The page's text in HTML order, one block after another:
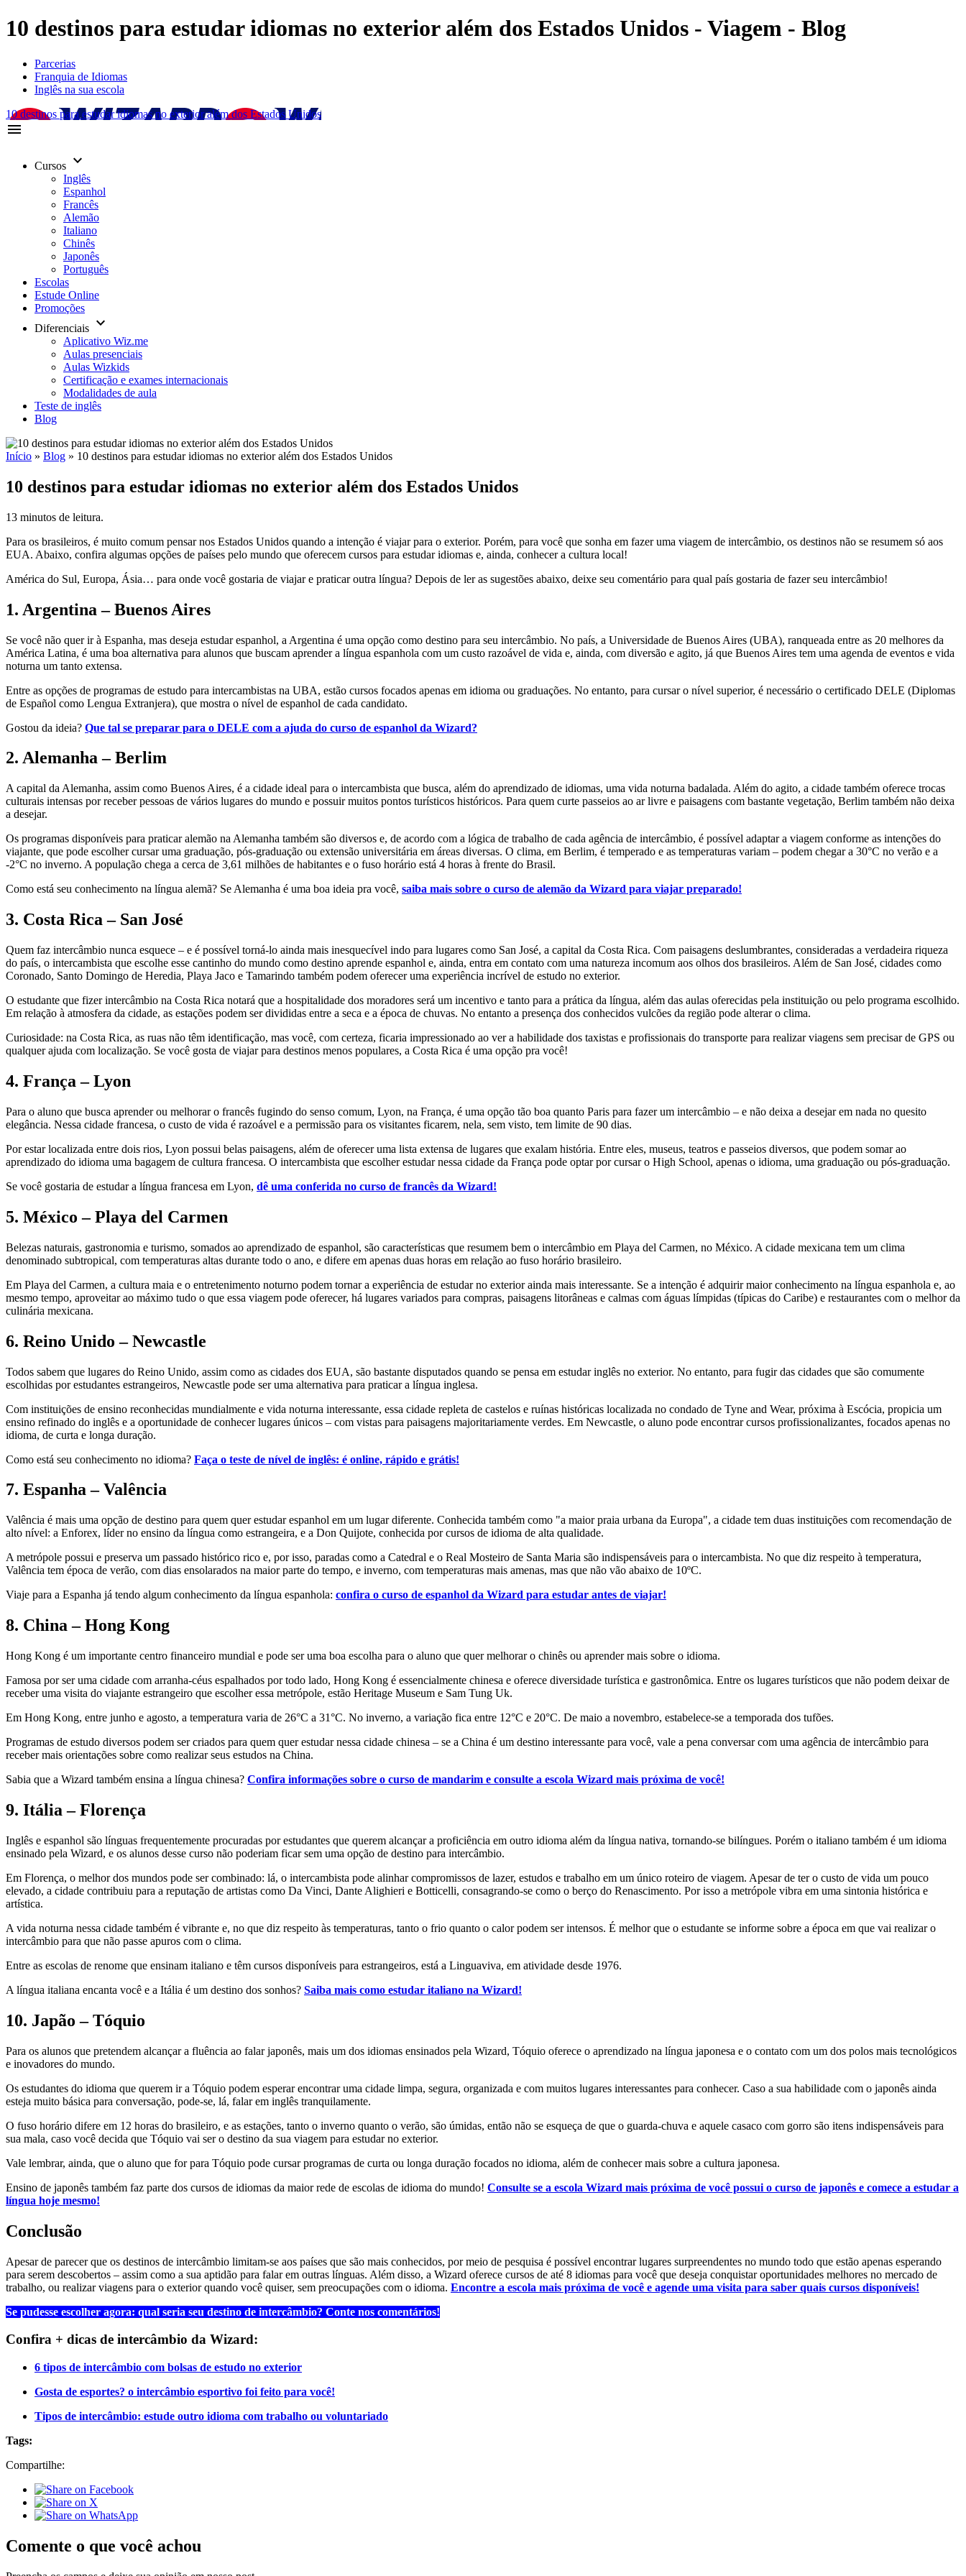
10 destinos para estudar idiomas no exterior além dos Estados Unidos - Viagem - Blog
Parcerias
Franquia de Idiomas
Inglês na sua escola
10 destinos para estudar idiomas no exterior além dos Estados Unidos
menu
Cursos keyboard_arrow_down
Inglês
Espanhol
Francês
Alemão
Italiano
Chinês
Japonês
Português
Escolas
Estude Online
Promoções
Diferenciais keyboard_arrow_down
Aplicativo Wiz.me
Aulas presenciais
Aulas Wizkids
Certificação e exames internacionais
Modalidades de aula
Teste de inglês
Blog
Início » Blog » 10 destinos para estudar idiomas no exterior além dos Estados Unidos
10 destinos para estudar idiomas no exterior além dos Estados Unidos
13 minutos de leitura.
Para os brasileiros, é muito comum pensar nos Estados Unidos quando a intenção é viajar para o exterior. Porém, para você que sonha em fazer uma viagem de intercâmbio, os destinos não se resumem só aos
EUA. Abaixo, confira algumas opções de países pelo mundo que oferecem cursos para estudar idiomas e, ainda, conhecer a cultura local!
América do Sul, Europa, Ásia… para onde você gostaria de viajar e praticar outra língua? Depois de ler as sugestões abaixo, deixe seu comentário para qual país gostaria de fazer seu intercâmbio!
1. Argentina – Buenos Aires
Se você não quer ir à Espanha, mas deseja estudar espanhol, a Argentina é uma opção como destino para seu intercâmbio. No país, a Universidade de Buenos Aires (UBA), ranqueada entre as 20 melhores da
América Latina, é uma boa alternativa para alunos que buscam aprender a língua espanhola com um custo razoável de vida e, ainda, com diversão e agito, já que Buenos Aires tem uma agenda de eventos e vida
noturna um tanto extensa.
Entre as opções de programas de estudo para intercambistas na UBA, estão cursos focados apenas em idioma ou graduações. No entanto, para cursar o nível superior, é necessário o certificado DELE (Diplomas
de Español como Lengua Extranjera), que mostra o nível de espanhol de cada candidato.
Gostou da ideia? Que tal se preparar para o DELE com a ajuda do curso de espanhol da Wizard?
2. Alemanha – Berlim
A capital da Alemanha, assim como Buenos Aires, é a cidade ideal para o intercambista que busca, além do aprendizado de idiomas, uma vida noturna badalada. Além do agito, a cidade também oferece trocas
culturais intensas por receber pessoas de vários lugares do mundo e possuir muitos pontos turísticos históricos. Para quem curte passeios ao ar livre e paisagens com bastante vegetação, Berlim também não deixa
a desejar.
Os programas disponíveis para praticar alemão na Alemanha também são diversos e, de acordo com a lógica de trabalho de cada agência de intercâmbio, é possível adaptar a viagem conforme as intenções do
viajante, que pode escolher cursar uma graduação, pós-graduação ou extensão universitária em áreas diversas. O clima, em Berlim, é temperado e as temperaturas variam – podem chegar a 30°C no verão e a
-2°C no inverno. A população chega a cerca de 3,61 milhões de habitantes e o fuso horário está 4 horas à frente do Brasil.
Como está seu conhecimento na língua alemã? Se Alemanha é uma boa ideia pra você, saiba mais sobre o curso de alemão da Wizard para viajar preparado!
3. Costa Rica – San José
Quem faz intercâmbio nunca esquece – e é possível torná-lo ainda mais inesquecível indo para lugares como San José, a capital da Costa Rica. Com paisagens deslumbrantes, consideradas a verdadeira riqueza
do país, o intercambista que escolhe esse cantinho do mundo como destino aprende espanhol e, ainda, entra em contato com uma natureza incomum aos olhos dos brasileiros. Além de San José, cidades como
Coronado, Santo Domingo de Heredia, Playa Jaco e Tamarindo também podem oferecer uma experiência incrível de estudo no exterior.
O estudante que fizer intercâmbio na Costa Rica notará que a hospitalidade dos moradores será um incentivo e tanto para a prática da língua, além das aulas oferecidas pela instituição ou pelo programa escolhido.
Em relação à atmosfera da cidade, as estações podem ser divididas entre a seca e a época de chuvas. No entanto a presença dos conhecidos vulcões da região pode alterar o clima.
Curiosidade: na Costa Rica, as ruas não têm identificação, mas você, com certeza, ficaria impressionado ao ver a habilidade dos taxistas e profissionais do transporte para realizar viagens sem precisar de GPS ou
qualquer ajuda com localização. Se você gosta de viajar para destinos menos populares, a Costa Rica é uma opção pra você!
4. França – Lyon
Para o aluno que busca aprender ou melhorar o francês fugindo do senso comum, Lyon, na França, é uma opção tão boa quanto Paris para fazer um intercâmbio – e não deixa a desejar em nada no quesito
elegância. Nessa cidade francesa, o custo de vida é razoável e a permissão para os visitantes ficarem, nela, sem visto, tem limite de 90 dias.
Por estar localizada entre dois rios, Lyon possui belas paisagens, além de oferecer uma lista extensa de lugares que exalam história. Entre eles, museus, teatros e passeios diversos, que podem somar ao
aprendizado do idioma uma bagagem de cultura francesa. O intercambista que escolher estudar nessa cidade da França pode optar por cursar o High School, apenas o idioma, uma graduação ou pós-graduação.
Se você gostaria de estudar a língua francesa em Lyon, dê uma conferida no curso de francês da Wizard!
5. México – Playa del Carmen
Belezas naturais, gastronomia e turismo, somados ao aprendizado de espanhol, são características que resumem bem o intercâmbio em Playa del Carmen, no México. A cidade mexicana tem um clima
denominado subtropical, com temperaturas altas durante todo o ano, e difere em apenas duas horas em relação ao fuso horário brasileiro.
Em Playa del Carmen, a cultura maia e o entretenimento noturno podem tornar a experiência de estudar no exterior ainda mais interessante. Se a intenção é adquirir maior conhecimento na língua espanhola e, ao
mesmo tempo, aproveitar ao máximo tudo o que essa viagem pode oferecer, há lugares variados para compras, paisagens litorâneas e calmas com águas límpidas (típicas do Caribe) e restaurantes com o melhor da
culinária mexicana.
6. Reino Unido – Newcastle
Todos sabem que lugares do Reino Unido, assim como as cidades dos EUA, são bastante disputados quando se pensa em estudar inglês no exterior. No entanto, para fugir das cidades que são comumente
escolhidas por estudantes estrangeiros, Newcastle pode ser uma alternativa para praticar a língua inglesa.
Com instituições de ensino reconhecidas mundialmente e vida noturna interessante, essa cidade repleta de castelos e ruínas históricas localizada no condado de Tyne and Wear, próxima à Escócia, propicia um
ensino refinado do inglês e a oportunidade de conhecer lugares únicos – com vistas para paisagens majoritariamente verdes. Em Newcastle, o aluno pode encontrar cursos profissionalizantes, focados apenas no
idioma, de curta e longa duração.
Como está seu conhecimento no idioma? Faça o teste de nível de inglês: é online, rápido e grátis!
7. Espanha – Valência
Valência é mais uma opção de destino para quem quer estudar espanhol em um lugar diferente. Conhecida também como "a maior praia urbana da Europa", a cidade tem duas instituições com recomendação de
alto nível: a Enforex, líder no ensino da língua como estrangeira, e a Don Quijote, conhecida por cursos de idioma de alta qualidade.
A metrópole possui e preserva um passado histórico rico e, por isso, paradas como a Catedral e o Real Mosteiro de Santa Maria são indispensáveis para o intercambista. No que diz respeito à temperatura,
Valência tem época de verão, com dias ensolarados na maior parte do tempo, e inverno, com temperaturas mais amenas, mas que não vão abaixo de 10ºC.
Viaje para a Espanha já tendo algum conhecimento da língua espanhola: confira o curso de espanhol da Wizard para estudar antes de viajar!
8. China – Hong Kong
Hong Kong é um importante centro financeiro mundial e pode ser uma boa escolha para o aluno que quer melhorar o chinês ou aprender mais sobre o idioma.
Famosa por ser uma cidade com arranha-céus espalhados por todo lado, Hong Kong é essencialmente chinesa e oferece diversidade turística e gastronômica. Entre os lugares turísticos que não podem deixar de
receber uma visita do viajante estrangeiro que escolher essa metrópole, estão Heritage Museum e Sam Tung Uk.
Em Hong Kong, entre junho e agosto, a temperatura varia de 26°C a 31°C. No inverno, a variação fica entre 12°C e 20°C. De maio a novembro, estabelece-se a temporada dos tufões.
Programas de estudo diversos podem ser criados para quem quer estudar nessa cidade chinesa – se a China é um destino interessante para você, vale a pena conversar com uma agência de intercâmbio para
receber mais orientações sobre como realizar seus estudos na China.
Sabia que a Wizard também ensina a língua chinesa? Confira informações sobre o curso de mandarim e consulte a escola Wizard mais próxima de você!
9. Itália – Florença
Inglês e espanhol são línguas frequentemente procuradas por estudantes que querem alcançar a proficiência em outro idioma além da língua nativa, tornando-se bilíngues. Porém o italiano também é um idioma
ensinado pela Wizard, e os alunos desse curso não poderiam ficar sem uma opção de destino para intercâmbio.
Em Florença, o melhor dos mundos pode ser combinado: lá, o intercambista pode alinhar compromissos de lazer, estudos e trabalho em um único roteiro de viagem. Apesar de ter o custo de vida um pouco
elevado, a cidade contribuiu para a reputação de artistas como Da Vinci, Dante Alighieri e Botticelli, consagrando-se como o berço do Renascimento. Por isso a metrópole vibra em uma sintonia histórica e
artística.
A vida noturna nessa cidade também é vibrante e, no que diz respeito às temperaturas, tanto o frio quanto o calor podem ser intensos. É melhor que o estudante se informe sobre a época em que vai realizar o
intercâmbio para que não passe apuros com o clima.
Entre as escolas de renome que ensinam italiano e têm cursos disponíveis para estrangeiros, está a Linguaviva, em atividade desde 1976.
A língua italiana encanta você e a Itália é um destino dos sonhos? Saiba mais como estudar italiano na Wizard!
10. Japão – Tóquio
Para os alunos que pretendem alcançar a fluência ao falar japonês, mais um dos idiomas ensinados pela Wizard, Tóquio oferece o aprendizado na língua japonesa e o contato com um dos polos mais tecnológicos
e inovadores do mundo.
Os estudantes do idioma que querem ir a Tóquio podem esperar encontrar uma cidade limpa, segura, organizada e com muitos lugares interessantes para conhecer. Caso a sua habilidade com o japonês ainda
esteja muito básica para conversação, pode-se, lá, falar em inglês tranquilamente.
O fuso horário difere em 12 horas do brasileiro, e as estações, tanto o inverno quanto o verão, são úmidas, então não se esqueça de que o guarda-chuva e aquele casaco com gorro são itens indispensáveis para
sua mala, caso você decida que Tóquio vai ser o destino da sua viagem para estudar no exterior.
Vale lembrar, ainda, que o aluno que for para Tóquio pode cursar programas de curta ou longa duração focados no idioma, além de conhecer mais sobre a cultura japonesa.
Ensino de japonês também faz parte dos cursos de idiomas da maior rede de escolas de idioma do mundo! Consulte se a escola Wizard mais próxima de você possui o curso de japonês e comece a estudar a
língua hoje mesmo!
Conclusão
Apesar de parecer que os destinos de intercâmbio limitam-se aos países que são mais conhecidos, por meio de pesquisa é possível encontrar lugares surpreendentes no mundo todo que estão apenas esperando
para serem descobertos – assim como a sua aptidão para falar em outras línguas. Além disso, a Wizard oferece cursos de até 8 idiomas para você que deseja conquistar oportunidades melhores no mercado de
trabalho, ou realizar viagens para o exterior quando você quiser, sem preocupações com o idioma. Encontre a escola mais próxima de você e agende uma visita para saber quais cursos disponíveis!
Se pudesse escolher agora: qual seria seu destino de intercâmbio? Conte nos comentários!
Confira + dicas de intercâmbio da Wizard:
6 tipos de intercâmbio com bolsas de estudo no exterior
Gosta de esportes? o intercâmbio esportivo foi feito para você!
Tipos de intercâmbio: estude outro idioma com trabalho ou voluntariado
Tags:
Compartilhe:
Comente o que você achou